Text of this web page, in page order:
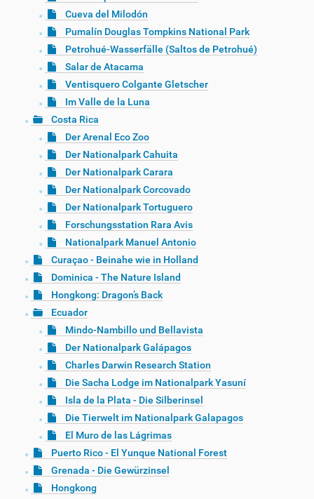
Cueva del Milodón
Pumalín Douglas Tompkins National Park
Petrohué-Wasserfälle (Saltos de Petrohué)
Salar de Atacama
Ventisquero Colgante Gletscher
Im Valle de la Luna
Costa Rica
Der Arenal Eco Zoo
Der Nationalpark Cahuita
Der Nationalpark Carara
Der Nationalpark Corcovado
Der Nationalpark Tortuguero
Forschungsstation Rara Avis
Nationalpark Manuel Antonio
Curaçao - Beinahe wie in Holland
Dominica - The Nature Island
Hongkong: Dragon’s Back
Ecuador
Mindo-Nambillo und Bellavista
Der Nationalpark Galápagos
Charles Darwin Research Station
Die Sacha Lodge im Nationalpark Yasuní
Isla de la Plata - Die Silberinsel
Die Tierwelt im Nationalpark Galapagos
El Muro de las Lágrimas
Puerto Rico - El Yunque National Forest
Grenada - Die Gewürzinsel
Hongkong